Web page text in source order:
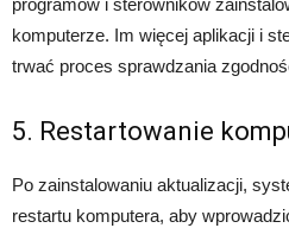
programów i sterowników
komputerze. Im więcej aplikacji i
trwać proces sprawdzania
5. Restartowanie
Po zainstalowaniu aktualizacji,
restartu komputera, aby